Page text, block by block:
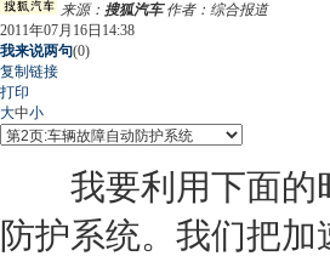
来源： 搜狐汽车作者：综合报道
2011年07月16日14:38
我来说两句(0)
复制链接
打印
大中小
我要利用下面的
防护系统。我们把